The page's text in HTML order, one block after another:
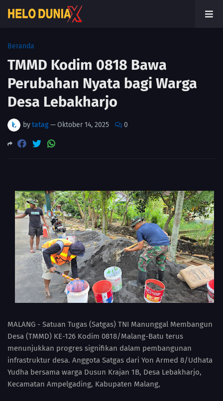
Beranda
TMMD Kodim 0818 Bawa
Perubahan Nyata bagi Warga
Desa Lebakharjo
bytatag—Oktober 14, 2025 0
MALANG - Satuan Tugas (Satgas) TNI Manunggal Membangun
Desa (TMMD) KE-126 Kodim 0818/Malang-Batu terus
menunjukkan progres signifikan dalam pembangunan
infrastruktur desa. Anggota Satgas dari Yon Armed 8/Udhata
Yudha bersama warga Dusun Krajan 1B, Desa Lebakharjo,
Kecamatan Ampelgading, Kabupaten Malang,